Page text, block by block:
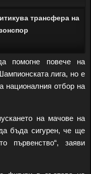
трансфера на
помогне повече на
лига, но е
националния отбор на
на мачове на
бъда сигурен, че ще
първенство“, заяви